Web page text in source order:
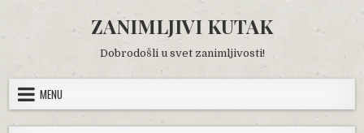
content
ZANIMLJIVI KUTAK
Dobrodošli u svet zanimljivosti!
MENU